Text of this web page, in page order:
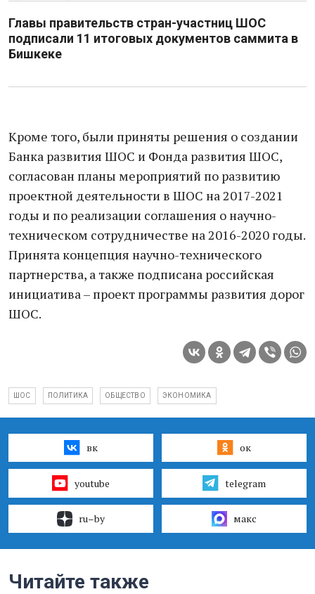
Главы правительств стран-участниц ШОС
подписали 11 итоговых документов саммита в
Бишкеке
Кроме того, были приняты решения о создании
Банка развития ШОС и Фонда развития ШОС,
согласован планы мероприятий по развитию
проектной деятельности в ШОС на 2017-2021
годы и по реализации соглашения о научно-
техническом сотрудничестве на 2016-2020 годы.
Принята концепция научно-технического
партнерства, а также подписана российская
инициатива – проект программы развития дорог
ШОС.
ШОС ПОЛИТИКА ОБЩЕСТВО ЭКОНОМИКА
вк ок
youtube telegram
ru–by макс
Читайте также